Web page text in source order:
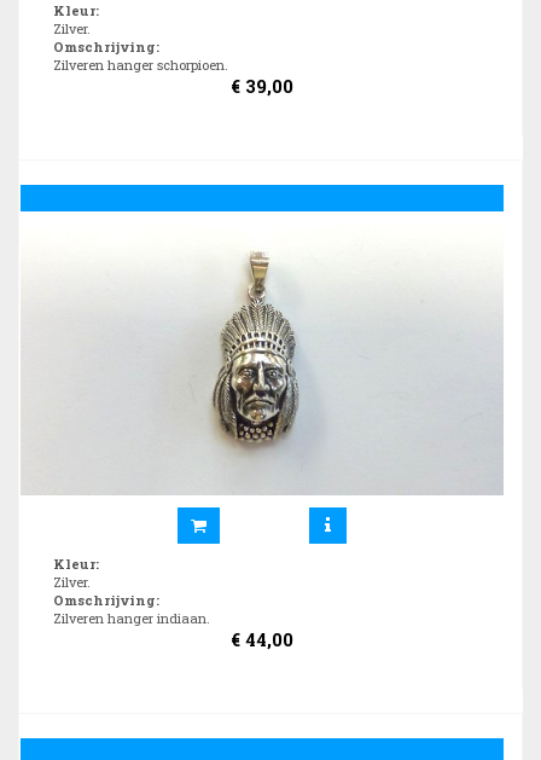
Kleur:
Zilver.
Omschrijving:
Zilveren hanger schorpioen.
€ 39,00
Kleur:
Zilver.
Omschrijving:
Zilveren hanger indiaan.
€ 44,00